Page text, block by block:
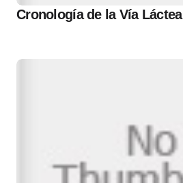
Cronología de la Vía Láctea